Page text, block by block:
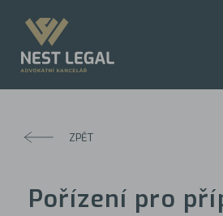
ZPĚT
Pořízení pro